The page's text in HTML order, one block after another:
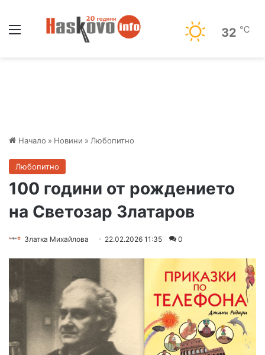
32 ℃
Начало » Новини » Любопитно
Любопитно
100 години от рождението
на Светозар Златаров
Златка Михайлова 22.02.2026 11:35 0